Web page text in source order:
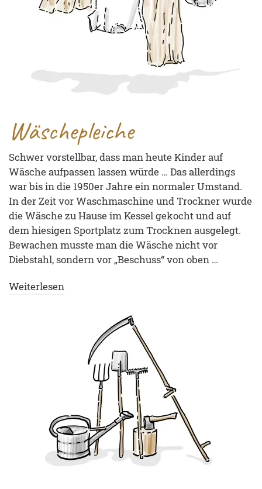
Wäschepleiche
Schwer vorstellbar, dass man heute Kinder auf
Wäsche aufpassen lassen würde … Das allerdings
war bis in die 1950er Jahre ein normaler Umstand.
In der Zeit vor Waschmaschine und Trockner wurde
die Wäsche zu Hause im Kessel gekocht und auf
dem hiesigen Sportplatz zum Trocknen ausgelegt.
Bewachen musste man die Wäsche nicht vor
Diebstahl, sondern vor „Beschuss“ von oben …
Weiterlesen